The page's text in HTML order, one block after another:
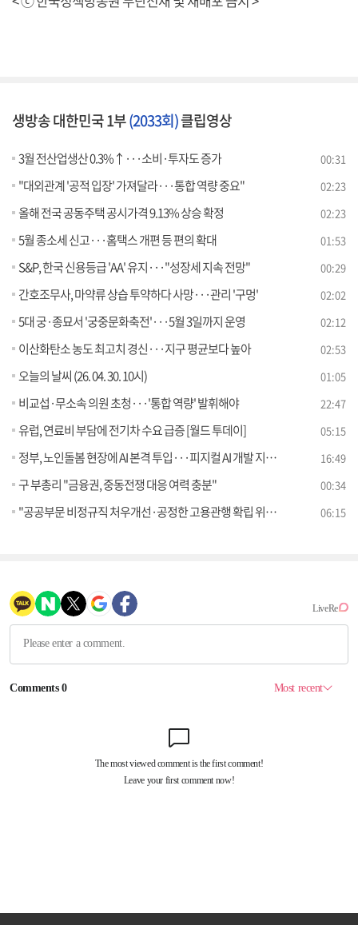
생방송 대한민국 1부(2033회)클립영상
3월 전산업생산 0.3%↑···소비·투자도 증가 00:31
"대외관계 '공적 입장' 가져달라···통합 역량 중요" 02:23
올해 전국 공동주택 공시가격 9.13% 상승 확정 02:23
5월 종소세 신고···홈택스 개편 등 편의 확대 01:53
S&P, 한국 신용등급 'AA' 유지···"성장세 지속 전망" 00:29
간호조무사, 마약류 상습 투약하다 사망···관리 '구멍' 02:02
5대 궁·종묘서 '궁중문화축전'···5월 3일까지 운영 02:12
이산화탄소 농도 최고치 경신···지구 평균보다 높아 02:53
오늘의 날씨 (26. 04. 30. 10시) 01:05
비교섭·무소속 의원 초청···'통합 역량' 발휘해야 22:47
유럽, 연료비 부담에 전기차 수요 급증 [월드 투데이] 05:15
정부, 노인돌봄 현장에 AI 본격 투입···피지컬 AI 개발 지원도 16:49
구 부총리 "금융권, 중동전쟁 대응 여력 충분" 00:34
"공공부문 비정규직 처우개선·공정한 고용관행 확립 위해 노력" [정책 바로보기] 06:15